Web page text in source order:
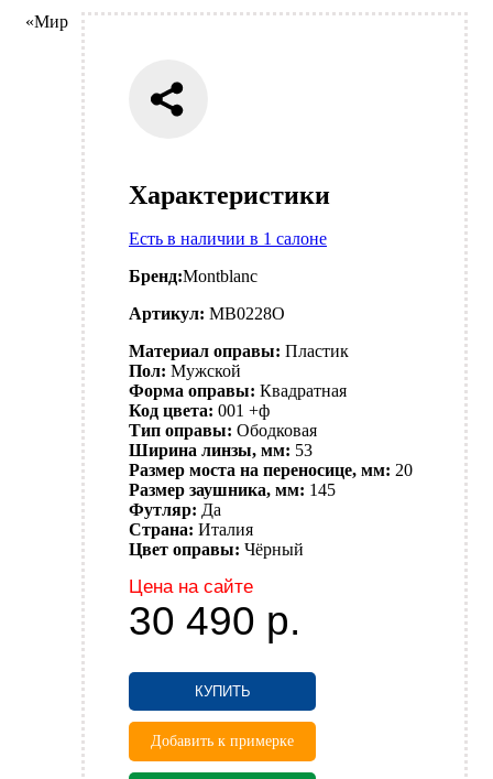
Характеристики
Есть в наличии в 1 салоне
Бренд:Montblanc
Артикул: MB0228O
Материал оправы: Пластик
Пол: Мужской
Форма оправы: Квадратная
Код цвета: 001 +ф
Тип оправы: Ободковая
Ширина линзы, мм: 53
Размер моста на переносице, мм: 20
Размер заушника, мм: 145
Футляр: Да
Страна: Италия
Цвет оправы: Чёрный
Цена на сайте
30 490 р.
КУПИТЬ
Добавить к примерке
«Мир